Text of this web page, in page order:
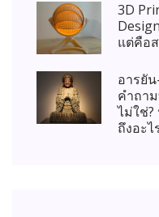
3D
แต่คือ
อารยั
คำถา
ไม่ใช่
ถึงอะ